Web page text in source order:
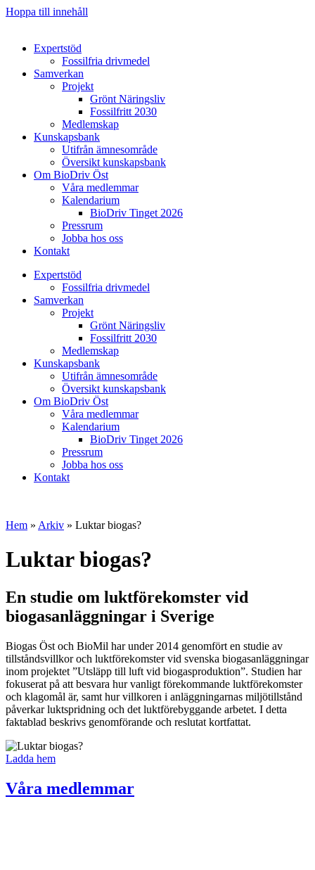
Hoppa till innehåll
Expertstöd
Fossilfria drivmedel
Samverkan
Projekt
Grönt Näringsliv
Fossilfritt 2030
Medlemskap
Kunskapsbank
Utifrån ämnesområde
Översikt kunskapsbank
Om BioDriv Öst
Våra medlemmar
Kalendarium
BioDriv Tinget 2026
Pressrum
Jobba hos oss
Kontakt
Expertstöd
Fossilfria drivmedel
Samverkan
Projekt
Grönt Näringsliv
Fossilfritt 2030
Medlemskap
Kunskapsbank
Utifrån ämnesområde
Översikt kunskapsbank
Om BioDriv Öst
Våra medlemmar
Kalendarium
BioDriv Tinget 2026
Pressrum
Jobba hos oss
Kontakt
Hem » Arkiv » Luktar biogas?
Luktar biogas?
En studie om luktförekomster vid
biogasanläggningar i Sverige
Biogas Öst och BioMil har under 2014 genomfört en studie av
tillståndsvillkor och luktförekomster vid svenska biogasanläggningar
inom projektet ”Utsläpp till luft vid biogasproduktion”. Studien har
fokuserat på att besvara hur vanligt förekommande luktförekomster
och klagomål är, samt hur villkoren i anläggningarnas miljötillstånd
påverkar luktspridning och det luktförebyggande arbetet. I detta
faktablad beskrivs genomförande och reslutat kortfattat.
Ladda hem
Våra medlemmar